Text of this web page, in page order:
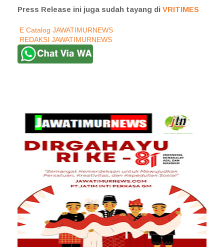
Press Release ini juga sudah tayang di VRITIMES
E Catalog JAWATIMURNEWS
REDAKSI JAWATIMURNEWS